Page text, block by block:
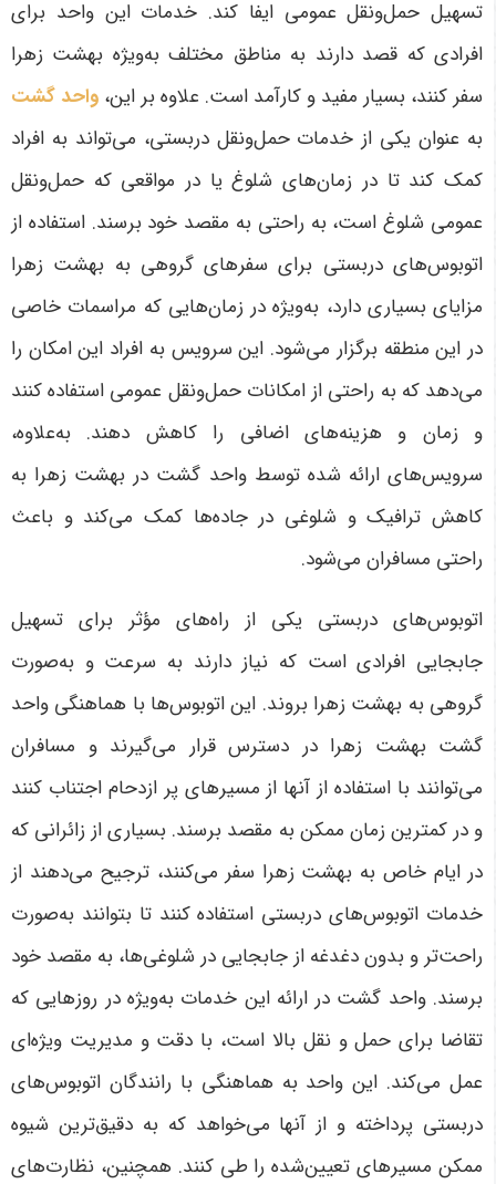
تسهیل حمل‌ونقل عمومی ایفا کند. خدمات این واحد برای
افرادی که قصد دارند به مناطق مختلف به‌ویژه بهشت زهرا
سفر کنند، بسیار مفید و کارآمد است. علاوه بر این، واحد گشت
به عنوان یکی از خدمات حمل‌ونقل دربستی، می‌تواند به افراد
کمک کند تا در زمان‌های شلوغ یا در مواقعی که حمل‌ونقل
عمومی شلوغ است، به راحتی به مقصد خود برسند. استفاده از
اتوبوس‌های دربستی برای سفرهای گروهی به بهشت زهرا
مزایای بسیاری دارد، به‌ویژه در زمان‌هایی که مراسمات خاصی
در این منطقه برگزار می‌شود. این سرویس به افراد این امکان را
می‌دهد که به راحتی از امکانات حمل‌ونقل عمومی استفاده کنند
و زمان و هزینه‌های اضافی را کاهش دهند. به‌علاوه،
سرویس‌های ارائه شده توسط واحد گشت در بهشت زهرا به
کاهش ترافیک و شلوغی در جاده‌ها کمک می‌کند و باعث
راحتی مسافران می‌شود.
اتوبوس‌های دربستی یکی از راه‌های مؤثر برای تسهیل
جابجایی افرادی است که نیاز دارند به سرعت و به‌صورت
گروهی به بهشت زهرا بروند. این اتوبوس‌ها با هماهنگی واحد
گشت بهشت زهرا در دسترس قرار می‌گیرند و مسافران
می‌توانند با استفاده از آنها از مسیرهای پر ازدحام اجتناب کنند
و در کمترین زمان ممکن به مقصد برسند. بسیاری از زائرانی که
در ایام خاص به بهشت زهرا سفر می‌کنند، ترجیح می‌دهند از
خدمات اتوبوس‌های دربستی استفاده کنند تا بتوانند به‌صورت
راحت‌تر و بدون دغدغه از جابجایی در شلوغی‌ها، به مقصد خود
برسند. واحد گشت در ارائه این خدمات به‌ویژه در روزهایی که
تقاضا برای حمل و نقل بالا است، با دقت و مدیریت ویژه‌ای
عمل می‌کند. این واحد به هماهنگی با رانندگان اتوبوس‌های
دربستی پرداخته و از آنها می‌خواهد که به دقیق‌ترین شیوه
ممکن مسیرهای تعیین‌شده را طی کنند. همچنین، نظارت‌های